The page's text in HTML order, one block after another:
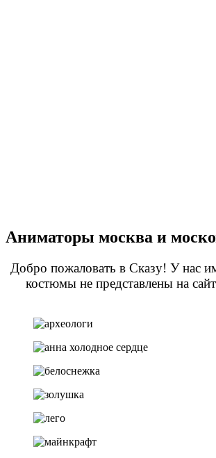
Аниматоры москва и
Добро пожаловать в Сказу! У нас
костюмы не представлены на